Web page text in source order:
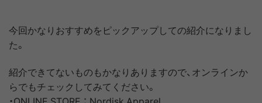
今回かなりおすすめをピックアップしての紹介になりまし
た。
紹介できてないものもかなりありますので、オンラインか
らでもチェックしてみてください。